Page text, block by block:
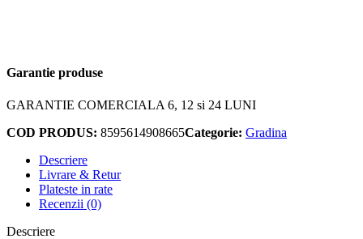
Garantie produse
GARANTIE COMERCIALA 6, 12 si 24 LUNI
COD PRODUS: 8595614908665Categorie: Gradina
Descriere
Livrare & Retur
Plateste in rate
Recenzii (0)
Descriere